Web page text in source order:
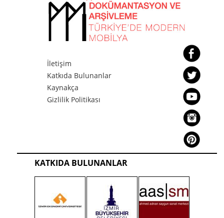
İletişim
Katkıda Bulunanlar
Kaynakça
Gizlilik Politikası
KATKIDA BULUNANLAR